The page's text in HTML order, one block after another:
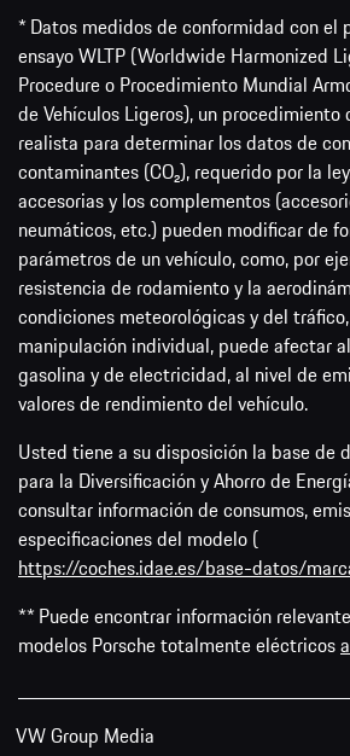
* Datos medidos de conformidad con el
ensayo WLTP (Worldwide Harmonized
Procedure o Procedimiento Mundial
de Vehículos Ligeros), un procedimiento
realista para determinar los datos de
contaminantes (CO₂), requerido por la
accesorias y los complementos
neumáticos, etc.) pueden modificar de
parámetros de un vehículo, como, por
resistencia de rodamiento y la
condiciones meteorológicas y del
manipulación individual, puede afectar
gasolina y de electricidad, al nivel de
valores de rendimiento del vehículo.
Usted tiene a su disposición la base de
para la Diversificación y Ahorro de
consultar información de consumos,
especificaciones del modelo (
https://coches.idae.es/base-datos/
** Puede encontrar información
modelos Porsche totalmente eléctricos
VW Group Media